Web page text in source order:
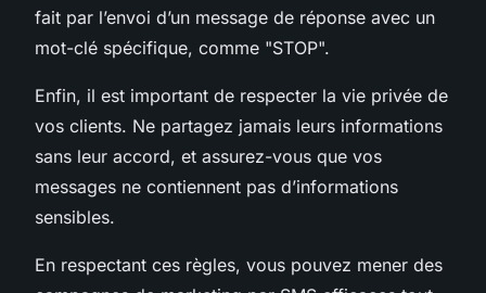
fait par l’envoi d’un message de réponse avec un
mot-clé spécifique, comme "STOP".
Enfin, il est important de respecter la vie privée de
vos clients. Ne partagez jamais leurs informations
sans leur accord, et assurez-vous que vos
messages ne contiennent pas d’informations
sensibles.
En respectant ces règles, vous pouvez mener des